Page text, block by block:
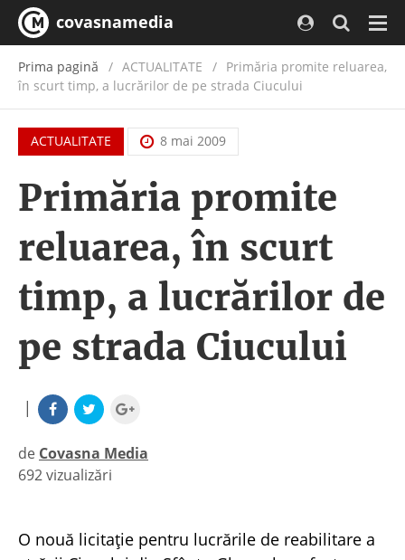
covasnamedia
Prima pagină ACTUALITATE / Primăria promite reluarea,
în scurt timp, a lucrărilor de pe strada Ciucului
ACTUALITATE 8 mai 2009
Primăria promite
reluarea, în scurt
timp, a lucrărilor de
pe strada Ciucului
|
de Covasna Media
|
692 vizualizări
O nouă licitaţie pentru lucrările de reabilitare a